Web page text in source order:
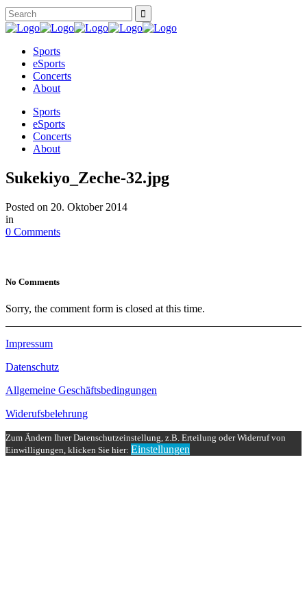
Sports
eSports
Concerts
About
Sports
eSports
Concerts
About
Sukekiyo_Zeche-32.jpg
Posted on 20. Oktober 2014
in
0 Comments
No Comments
Sorry, the comment form is closed at this time.
Impressum
Datenschutz
Allgemeine Geschäftsbedingungen
Widerufsbelehrung
Zum Ändern Ihrer Datenschutzeinstellung, z.B. Erteilung oder Widerruf von
Einwilligungen, klicken Sie hier: Einstellungen